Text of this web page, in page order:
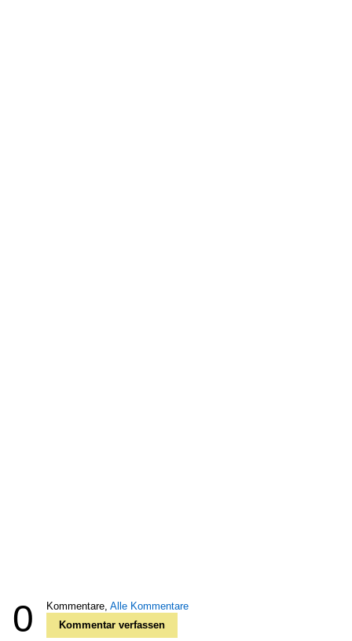
0 Kommentare, Alle Kommentare
Kommentar verfassen